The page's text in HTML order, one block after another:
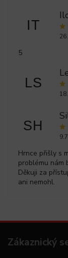
IT
5
LS
SH
Hrnce přišly s
problému nám
Děkuji za
ani nemohl.
Zákaznický